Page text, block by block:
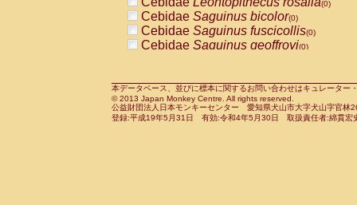
CercopithecidaeCercocebus
CercopithecidaeCercocebus
CercopithecidaeCercocebushybrid
CercopithecidaePapio anubis(0)
CercopithecidaePapio cynocephalus
CercopithecidaePapio hamadryas(0)
(0)
Cebidae Saguinus bicolor(0)
Cebidae Saguinus fuscicollis(0)
Cebidae Saguinus geoffroyi(0)
CebidaeSaguinus leucopus(0)
CebidaeSaguinus midas(0)
Cebidae Saguinus mystax(0)
本データベース、並びに標本に関するお問い合わせはキュレータ
© 2013 Japan Monkey Centre. All rights reserved.
公益財団法人日本モンキーセンター 愛知県犬山市大字犬山字官
登録:平成19年5月31日 有効:令和4年5月30日 取扱責任者:綿貫宏